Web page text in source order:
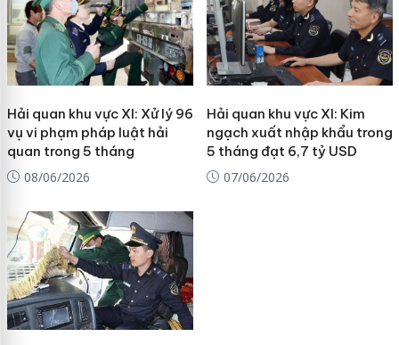
Hải quan khu vực XI: Xử lý 96
vụ vi phạm pháp luật hải
quan trong 5 tháng
08/06/2026
Hải quan khu vực XI: Kim
ngạch xuất nhập khẩu trong
5 tháng đạt 6,7 tỷ USD
07/06/2026